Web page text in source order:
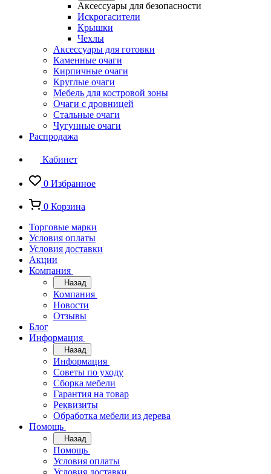
Аксессуары для безопасности
Искрогасители
Крышки
Чехлы
Аксессуары для готовки
Каменные очаги
Кирпичные очаги
Круглые очаги
Мебель для костровой зоны
Очаги с дровницей
Стальные очаги
Чугунные очаги
Распродажа
Кабинет
0 Избранное
0 Корзина
Торговые марки
Условия оплаты
Условия доставки
Акции
Компания
Назад
Компания
Новости
Отзывы
Блог
Информация
Назад
Информация
Советы по уходу
Сборка мебели
Гарантия на товар
Реквизиты
Обработка мебели из дерева
Помощь
Назад
Помощь
Условия оплаты
Условия доставки